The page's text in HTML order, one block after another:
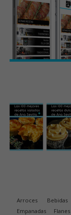
Arroces Bebidas
Empanadas